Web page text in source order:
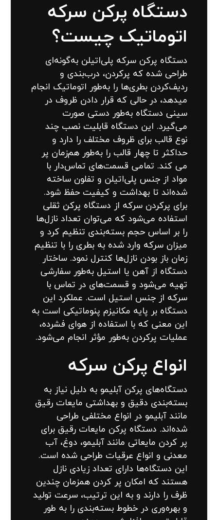
دستگاه پرکن سرکه
اتوماتیک چیست؟
دستگاه پرکن سرکه پلی‌اتیلن به‌گونه‌ای
طراحی شده که پرکردن، درب‌بندی و
ردیف‌کردن بطری‌ها را به‌طور اتوماتیک انجام
میدهد، در حالی که قرار دادن ظروف در
سینی دستگاه به‌طور دستی صورت
می‌گیرد. این دستگاه قابلیت نصب چند
نوع قالب برای ظروف مختلف را دارد و
حداکثر تا چهار قالب را به‌طور هم‌زمان پر
می کند. تمامی قسمت‌های تماس‌دار با
مواد از جنس پلی‌اتیلن و تفلون ساخته
شده‌اند تا بهداشت و کیفیت حفظ شود.
برای پرکردن سرکه از دستگاه پرکن ثقلی
استفاده می‌شود که می‌توان تعداد نازل‌ها
را بر اساس حجم بسته‌بندی تنظیم کرد و
میزان سرکه وارد شده به بطری را با تنظیم
زمان باز بودن نازل‌ها کنترل نمود. ساختار
دستگاه از آهن یا استیل به‌طور سفارشی
تهیه می‌شود و قسمت‌های در تماس با
سرکه از جنس استیل است. عملکرد این
دستگاه بر پایه مکانیزم پنوماتیکی است به
این معنی که با استفاده از هوای فشرده،
عملیات پرکردن به‌طور مؤثر انجام می‌شود.
انواع پرکن سرکه
دستگاه‌های پرکن آبلیمو به دلیل نیاز به
بسته‌بندی دقیق و بهداشتی مایعات رقیق
مانند آبلیمو در انواع مختلفی طراحی
شده‌اند. دستگاه پرکن مایعات رقیق برای
پر کردن مایعاتی مانند آبلیمو، دوغ، آب
معدنی و انواع عرقیات طراحی شده است.
این دستگاه‌ها دارای تعداد زیادی نازل
هستند که امکان پر کردن همزمان چندین
ظرف را دارند و به این ترتیب، سرعت تولید
و بهره‌وری در خطوط بسته‌بندی را به طور